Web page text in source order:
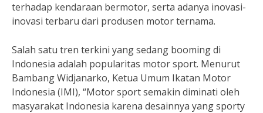
terhadap kendaraan bermotor, serta adanya inovasi-
inovasi terbaru dari produsen motor ternama.
Salah satu tren terkini yang sedang booming di
Indonesia adalah popularitas motor sport. Menurut
Bambang Widjanarko, Ketua Umum Ikatan Motor
Indonesia (IMI), “Motor sport semakin diminati oleh
masyarakat Indonesia karena desainnya yang sporty